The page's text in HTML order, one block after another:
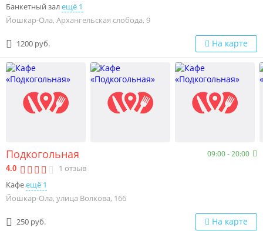
Банкетный залещё 1
Йошкар-Ола, Архангельская слобода, 9
1200 руб. На карте
Подкогольная 09:00 - 20:00
4.0 1 отзыв
Кафеещё 1
Йошкар-Ола, улица Волкова, 166
250 руб. На карте